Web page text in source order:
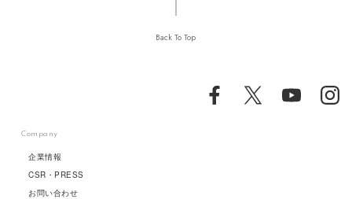
Back To Top
Company
企業情報
CSR・PRESS
お問い合わせ